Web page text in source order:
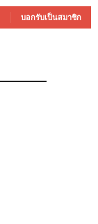
บอกรับเป็นสมาชิก